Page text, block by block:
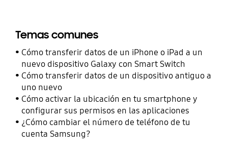
Temas comunes
Cómo transferir datos de un iPhone o iPad a un
nuevo dispositivo Galaxy con Smart Switch
Cómo transferir datos de un dispositivo antiguo a
uno nuevo
Cómo activar la ubicación en tu smartphone y
configurar sus permisos en las aplicaciones
¿Cómo cambiar el número de teléfono de tu
cuenta Samsung?